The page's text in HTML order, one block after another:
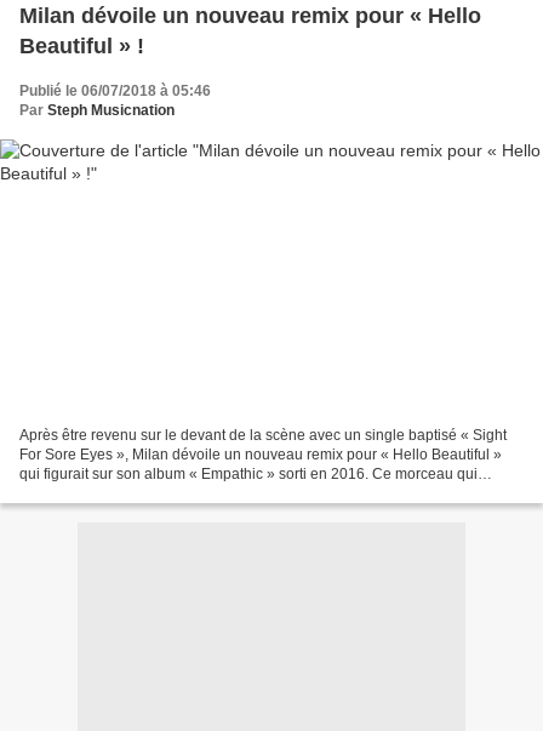
Milan dévoile un nouveau remix pour « Hello
Beautiful » !
Publié le 06/07/2018 à 05:46
Par Steph Musicnation
Après être revenu sur le devant de la scène avec un single baptisé « Sight
For Sore Eyes », Milan dévoile un nouveau remix pour « Hello Beautiful »
qui figurait sur son album « Empathic » sorti en 2016. Ce morceau qui